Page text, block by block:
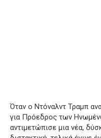
Όταν ο Ντόναλντ Τραμπ
για Πρόεδρος των
αντιμετώπισε μια νέα,